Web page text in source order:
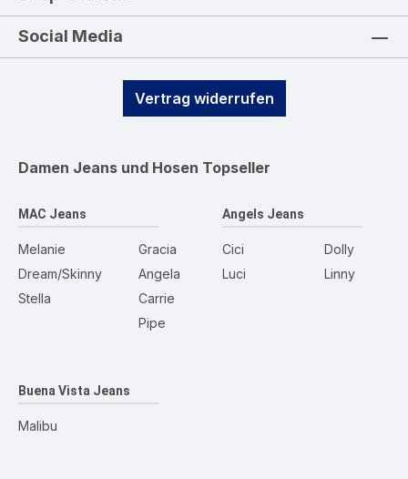
Social Media
Vertrag widerrufen
Damen Jeans und Hosen Topseller
MAC Jeans
Melanie
Dream/Skinny
Stella
Gracia
Angela
Carrie
Pipe
Angels Jeans
Cici
Luci
Dolly
Linny
Buena Vista Jeans
Malibu